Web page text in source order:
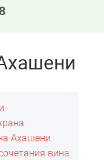
Ахашени
вина